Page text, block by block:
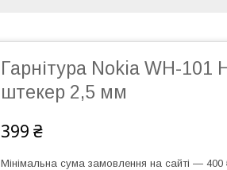
Гарнітура Nokia WH-101
штекер 2,5 мм
399 ₴
Мінімальна сума замовлення на сайті — 400